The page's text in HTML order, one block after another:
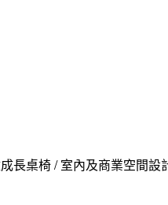
長桌椅 / 室內及商業空間